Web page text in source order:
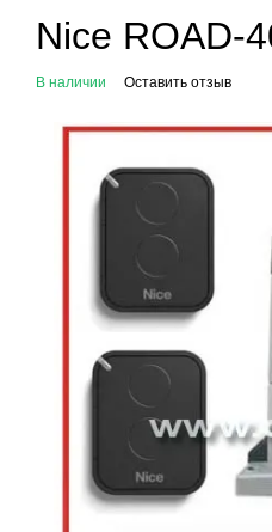
Nice ROAD-
В наличии Оставить отзыв